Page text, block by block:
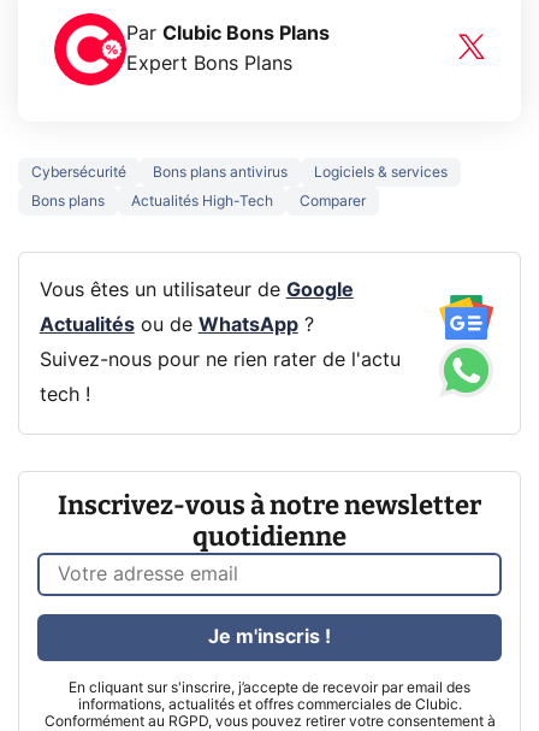
Par Clubic Bons Plans
Expert Bons Plans
Cybersécurité Bons plans antivirus
Logiciels & services
Bons plans
Actualités High-Tech Comparer
Vous êtes un utilisateur de Google
Actualitésou de WhatsApp?
Suivez-nous pour ne rien rater de l'actu
tech !
Inscrivez-vous à notre newsletter
quotidienne
En cliquant sur s'inscrire, j’accepte de recevoir par email des
informations, actualités et offres commerciales de Clubic.
Conformément au RGPD, vous pouvez retirer votre consentement à
Je m'inscris !